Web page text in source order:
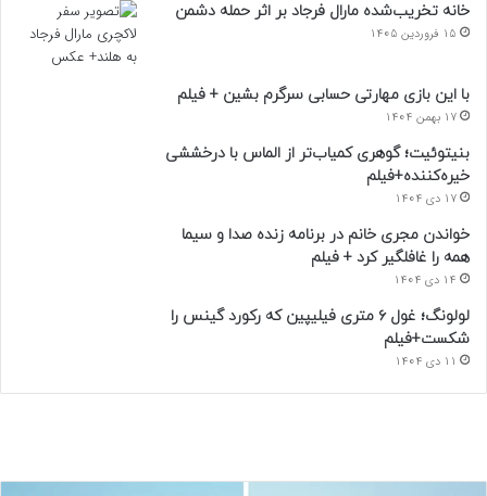
خانه تخریب‌شده مارال فرجاد بر اثر حمله دشمن
15 فروردین 1405
با این بازی مهارتی حسابی سرگرم بشین + فیلم
17 بهمن 1404
بنیتوئیت؛ گوهری کمیاب‌تر از الماس با درخششی
خیره‌کننده+فیلم
17 دی 1404
خواندن مجری خانم در برنامه زنده صدا و سیما
همه را غافلگیر کرد + فیلم
14 دی 1404
لولونگ؛ غول ۶ متری فیلیپین که رکورد گینس را
شکست+فیلم
11 دی 1404